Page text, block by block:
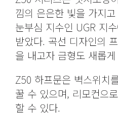
낌의 은은한 빛을 가지
눈부심 지수인 UGR 지
받았다. 곡선 디자인의
을 내고자 금형도 새롭
Z50 하프문은 벽스위치
꿀 수 있으며, 리모컨으
할 수 있다.